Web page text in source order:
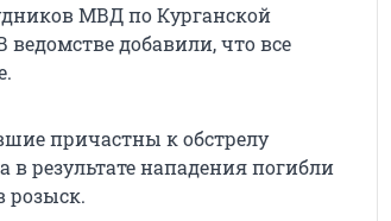
МВД по Курганской
добавили, что все
причастны к обстрелу
в результате нападения погибли
розыск.